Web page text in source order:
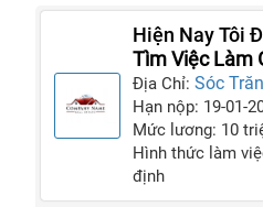
Hiện Nay Tôi
Người Giúp
Tìm Việc Làm
Khách Sạn
Địa Chỉ:Sóc
Hạn nộp: 19-01-
Mức lương: 10
Hình thức làm
định